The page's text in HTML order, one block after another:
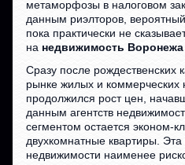
метаморфозы в налоговом
данным риэлторов,
пока практически не
на недвижимость Воронежа
Сразу после рождественских
рынке жилых и коммерческих
продолжился рост цен,
данным агентств
сегментом остается эконом-
двухкомнатные квартиры. Эта
недвижимости наименее